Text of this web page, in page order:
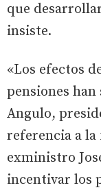
que
insiste.
«Los efectos
pensiones han
Angulo,
referencia a
exministro
incentivar los